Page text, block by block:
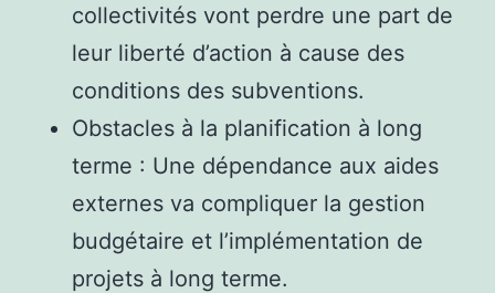
collectivités vont perdre une part de
leur liberté d’action à cause des
conditions des subventions.
Obstacles à la planification à long
terme : Une dépendance aux aides
externes va compliquer la gestion
budgétaire et l’implémentation de
projets à long terme.